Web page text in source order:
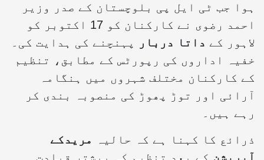
ہوا جب ٹی ایل پی بلوچستان کے صدر وزیر
احمد رضوی نے کارکنان کو 17 اکتوبر کو
لاہور کے داتا دربار
پہنچنے کی ہدایت کی۔
خفیہ اداروں کی رپورٹس کے مطابق، تنظیم
کے کارکنان مختلف شہروں میں ہنگامہ
آرائی اور توڑ پھوڑ کی منصوبہ بندی کر
رہے ہیں۔
ذرائع کا کہنا ہے کہ حالیہ
مریدکے
آپریشن کے بعد تنظیم کی بیشتر قیادت